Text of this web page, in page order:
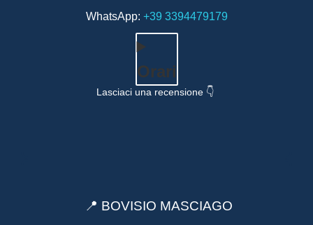
WhatsApp: +39 3394479179
Orari
Lasciaci una recensione 👇
📍 BOVISIO MASCIAGO